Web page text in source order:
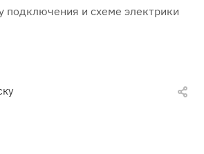
подключения и схеме электрики